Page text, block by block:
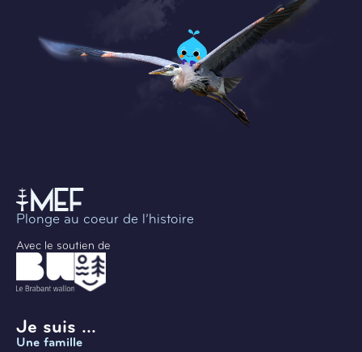
Plonge au coeur de l’histoire
Avec le soutien de
Je suis ...
Une famille